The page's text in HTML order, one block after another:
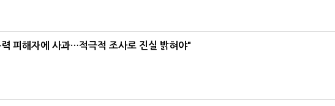
피해자에 사과…적극적 조사로 진실 밝혀야"